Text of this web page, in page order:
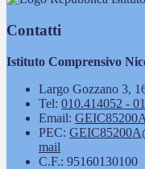
Contatti
Istituto Comprensivo
Largo Gozzano 3,
Tel: 010.414052 -
Email:
PEC:
mail
C.F.: 95160130100